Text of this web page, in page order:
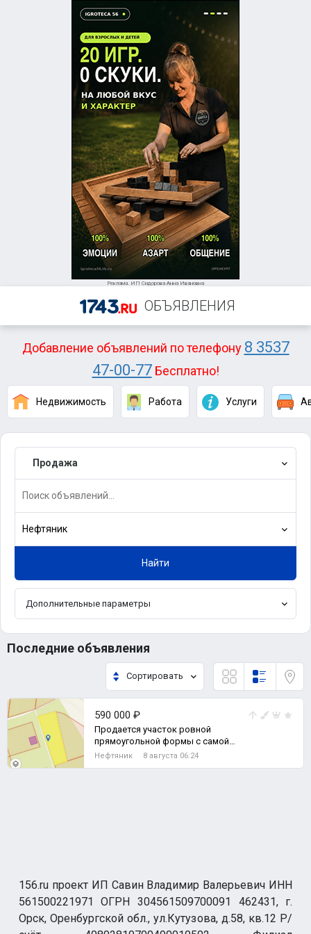
Реклама. ИП Сидорова Анна Ивановна
ОБЪЯВЛЕНИЯ
Добавление объявлений по телефону 8 3537
47-00-77Бесплатно!
Недвижимость Работа Услуги
Продажа
Нефтяник
Найти
Дополнительные параметры
Последние объявления
Сортировать
590 000 ₽
Продается участок ровной
прямоугольной формы с самой
выгодной локацией всего мкр
Нефтяник 8 августа 06:24
156.ru проект ИП Савин Владимир Валерьевич ИНН
561500221971 ОГРН 304561509700091 462431, г.
Орск, Оренбургской обл., ул.Кутузова, д.58, кв.12 Р/